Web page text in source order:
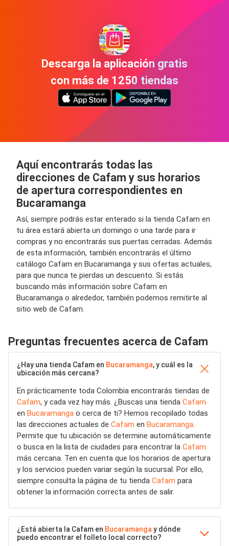
Descarga la aplicación gratis
con más de 1250 tiendas
Aquí encontrarás todas las
direcciones de Cafam y sus horarios
de apertura correspondientes en
Bucaramanga
Así, siempre podrás estar enterado si la tienda Cafam en
tu área estará abierta un domingo o una tarde para ir
compras y no encontrarás sus puertas cerradas. Además
de esta información, también encontrarás el último
catálogo Cafam en Bucaramanga y sus ofertas actuales,
para que nunca te pierdas un descuento. Si estás
buscando más información sobre Cafam en
Bucaramanga o alrededor, también podemos remitirte al
sitio web de Cafam.
Preguntas frecuentes acerca de Cafam
¿Hay una tienda Cafam en Bucaramanga, y cuál es la
ubicación más cercana?
En prácticamente toda Colombia encontrarás tiendas de
Cafam, y cada vez hay más. ¿Buscas una tienda Cafam
en Bucaramanga o cerca de ti? Hemos recopilado todas
las direcciones actuales de Cafam en Bucaramanga.
Permite que tu ubicación se determine automáticamente
o busca en la lista de ciudades para encontrar la Cafam
más cercana. Ten en cuenta que los horarios de apertura
y los servicios pueden variar según la sucursal. Por ello,
siempre consulta la página de tu tienda Cafam para
obtener la información correcta antes de salir.
¿Está abierta la Cafam en Bucaramanga y dónde
puedo encontrar el folleto local correcto?